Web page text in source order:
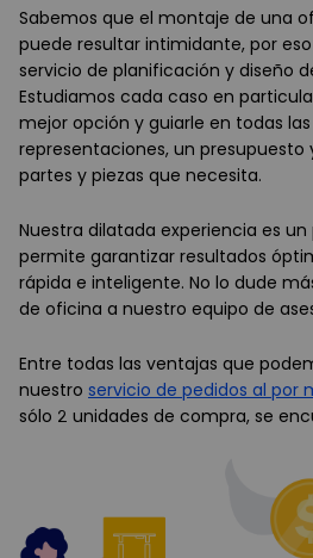
Sabemos que el montaje de una
puede resultar intimidante, por
servicio de planificación y diseño
Estudiamos cada caso en
mejor opción y guiarle en todas
representaciones, un presupuesto
partes y piezas que necesita.
Nuestra dilatada experiencia es
permite garantizar resultados
rápida e inteligente. No lo dude
de oficina a nuestro equipo de
Entre todas las ventajas que
nuestro servicio de pedidos al por
sólo 2 unidades de compra, se